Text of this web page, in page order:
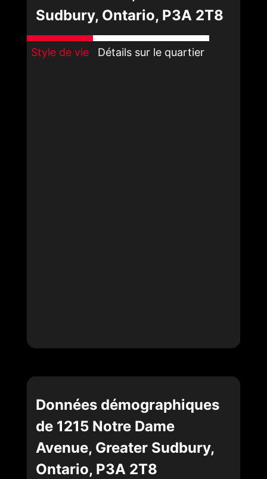
Sudbury, Ontario, P3A 2T8
Style de vie Détails sur le quartier
Données démographiques
de 1215 Notre Dame
Avenue, Greater Sudbury,
Ontario, P3A 2T8